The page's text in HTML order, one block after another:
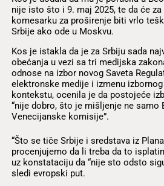
nije isto što i 9. maj 2025, te da će
komesarku za proširenje biti vrlo
Srbije ako ode u Moskvu.
Kos je istakla da je za Srbiju sada
obećanja u vezi sa tri medijska
odnose na izbor novog Saveta
elektronske medije i izmenu
kontekstu, ocenila je da postojeće
“nije dobro, što je mišljenje ne samo
Venecijanske komisije”.
“Što se tiče Srbije i sredstava iz
procenjujemo da li treba da to
uz konstataciju da “nije sto odsto
sledi evropski put.